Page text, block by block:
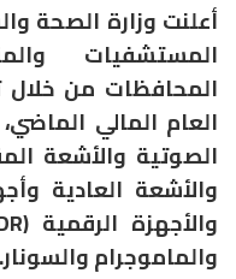
أعلنت وزارة الصحة
المستشفيات
العام المالي
الصوتية والأشعة
والماموجرام والسونار.